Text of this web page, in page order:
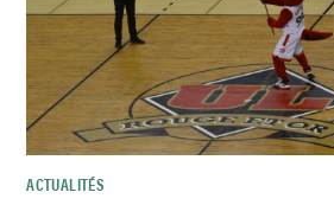
ACTUALITÉS